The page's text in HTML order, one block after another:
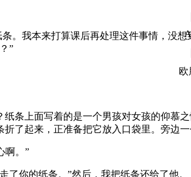
欧
我本来打算课后再处理这件事情，没想
”
条上面写着的是一个男孩对女孩的仰慕
了起来，正准备把它放入口袋里。旁边
啊。”
你的纸条。”然后，我把纸条还给了他。